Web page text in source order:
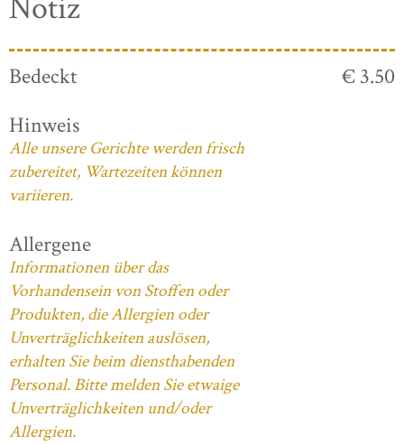
Notiz
Bedeckt
€ 3.50
Hinweis
Alle unsere Gerichte werden frisch
zubereitet, Wartezeiten können
variieren.
Allergene
Informationen über das
Vorhandensein von Stoffen oder
Produkten, die Allergien oder
Unverträglichkeiten auslösen,
erhalten Sie beim diensthabenden
Personal. Bitte melden Sie etwaige
Unverträglichkeiten und/oder
Allergien.